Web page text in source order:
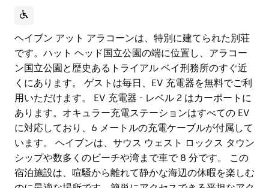
ヘイブン アット アラコーンは、特別に建てられた別荘
です。ハット ヘッド国立公園の端に位置し、アラコー
ン国立公園と歴史あるトライアル ベイ刑務所のすぐ近
くにあります。 ゲストは毎日、EV 充電器を無料でご利
用いただけます。 EV 充電器 - レベル 2 はカーポートに
あります。オキュラー充電ステーションはすべての EV
に対応しており、6 メートルの充電ケーブルが付属して
います。 ヘイブンは、サウス ウェスト ロックス タウン
シップや数多くのビーチや湾まで車で 8 分です。 この
宿泊施設は、喧騒から離れて静かな海辺の休暇を楽しむ